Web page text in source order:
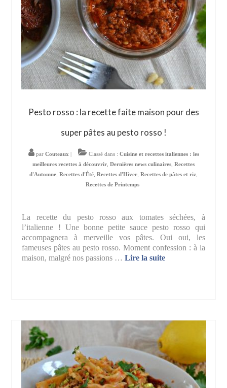
Pesto rosso : la recette faite maison pour des
super pâtes au pesto rosso !
par Couteaux Classé dans : Cuisine et recettes italiennes : les
meilleures recettes à découvrir Dernières news culinaires Recettes
d'Automne Recettes d'Été Recettes d'Hiver Recettes de pâtes et riz
Recettes de Printemps
La recette du pesto rosso aux tomates séchées, à
l’italienne ! Une bonne petite sauce pesto rosso qui
accompagnera à merveille vos pâtes. Oui oui, les
fameuses pâtes au pesto rosso. Moment confession : à la
maison, malgré nos passions …Lire la suite­­